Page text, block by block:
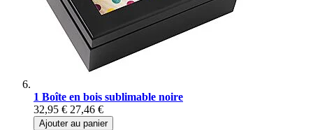
1 Boîte en bois sublimable noire
32,95 € 27,46 €
Ajouter au panier